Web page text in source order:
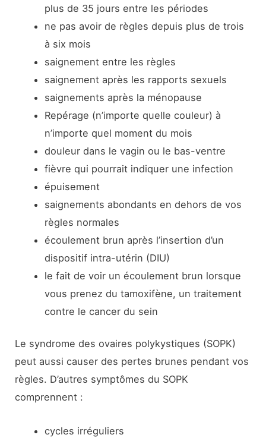
plus de 35 jours entre les périodes
ne pas avoir de règles depuis plus de trois
à six mois
saignement entre les règles
saignement après les rapports sexuels
saignements après la ménopause
Repérage (n’importe quelle couleur) à
n’importe quel moment du mois
douleur dans le vagin ou le bas-ventre
fièvre qui pourrait indiquer une infection
épuisement
saignements abondants en dehors de vos
règles normales
écoulement brun après l’insertion d’un
dispositif intra-utérin (DIU)
le fait de voir un écoulement brun lorsque
vous prenez du tamoxifène, un traitement
contre le cancer du sein
Le syndrome des ovaires polykystiques (SOPK)
peut aussi causer des pertes brunes pendant vos
règles. D’autres symptômes du SOPK
comprennent :
cycles irréguliers